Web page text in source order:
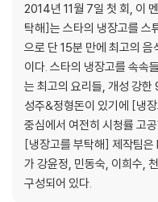
For덕
봉선아 시집 가자미
곤봉 (곤약봉골레)
보굴보굴
안심하드라고
삼고마비
치튀치튀뱅뱅
스푼파스타
김마삼
부드러어
2014년 11월 7일 첫 회, 이
탁해]는 스타의 냉장고를 스
으로 단 15분 만에 최고의
이다. 스타의 냉장고를 속속
는 최고의 요리들, 개성 강
성주&정형돈이 있기에 [냉
중심에서 여전히 시청률 고
[냉장고를 부탁해] 제작팀은
가 강윤정, 민동숙, 이희수,
구성되어 있다.